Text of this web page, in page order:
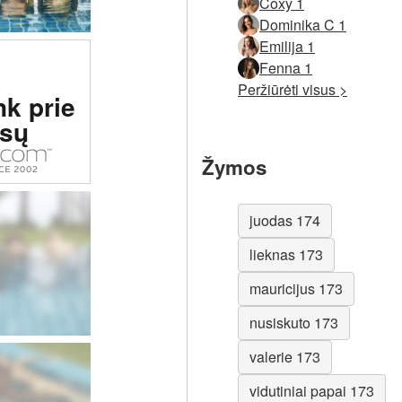
prie
Dominika C 1
Emilija 1
Fenna 1
Peržiūrėti visus >
Žymos
juodas 174
lieknas 173
mauricijus 173
nusiskuto 173
valerie 173
vidutiniai papai 173